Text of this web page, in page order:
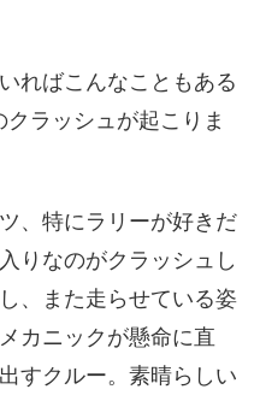
ればこんなこともある
ラッシュが起こりま
、特にラリーが好きだ
りなのがクラッシュし
、また走らせている姿
カニックが懸命に直
すクルー。素晴らしい